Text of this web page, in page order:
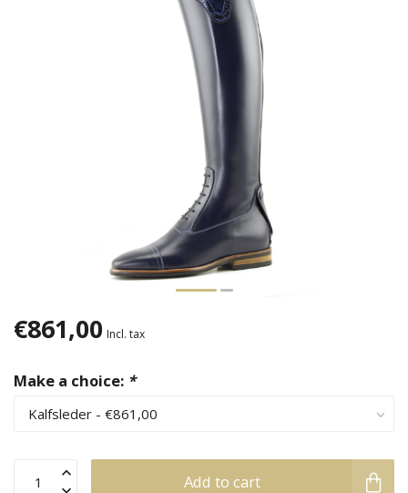
€861,00 Incl. tax
Make a choice: *
Add to cart